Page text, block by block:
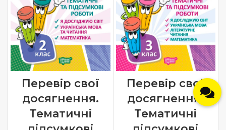
Перевір свої
досягнення.
Тематичні
Перевір свої
досягнення.
Тематичні